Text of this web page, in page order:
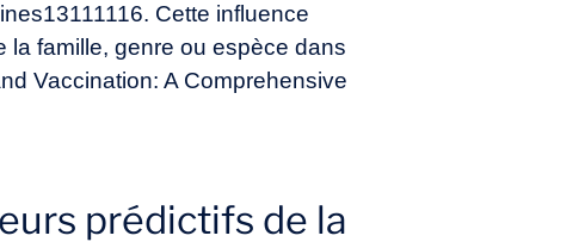
. Cette influence
la famille, genre ou espèce dans
Vaccination: A Comprehensive
prédictifs de la